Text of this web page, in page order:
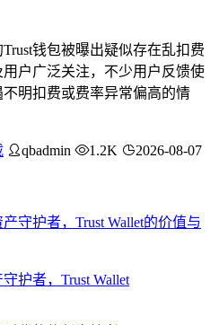
钱包被曝出疑似存在乱扣费
户广泛关注，不少用户反馈使
明扣费或费率异常偏高的情
qbadmin 1.2K 2026-08-07
护者，Trust Wallet